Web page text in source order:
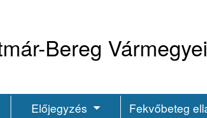
Bereg
Előjegyzés Fekvőbeteg